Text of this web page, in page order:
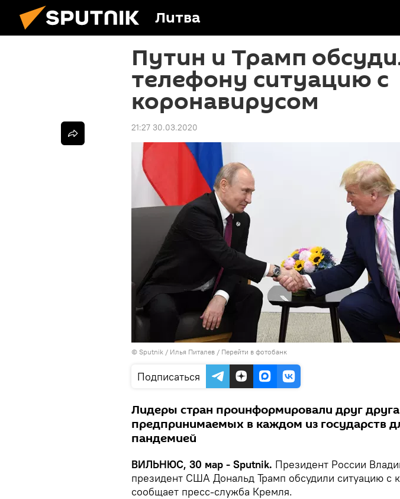
Литва
Путин и Трамп
телефону ситуацию с
коронавирусом
21:27 30.03.2020
© Sputnik / Илья Питалев / Перейти в фотобанк
Подписаться
Лидеры стран проинформировали друг
предпринимаемых в каждом из государств
пандемией
ВИЛЬНЮС, 30 мар - Sputnik. Президент России
президент США Дональд Трамп обсудили ситуацию с
сообщает пресс-служба Кремля.